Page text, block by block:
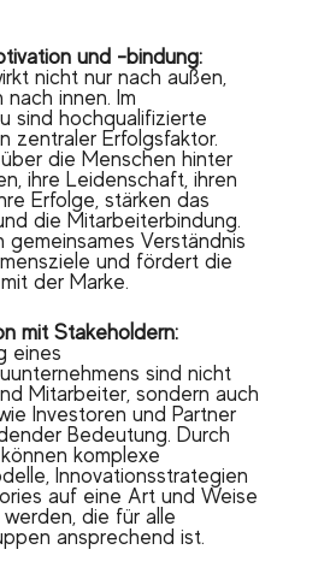
und -bindung:
nicht nur nach außen,
innen. Im
sind hochqualifizierte
zentraler Erfolgsfaktor.
die Menschen hinter
ihre Leidenschaft, ihren
Erfolge, stärken das
die Mitarbeiterbindung.
gemeinsames Verständnis
und fördert die
der Marke.
mit Stakeholdern:
eines
sind nicht
Mitarbeiter, sondern auch
Investoren und Partner
Bedeutung. Durch
komplexe
Innovationsstrategien
auf eine Art und Weise
die für alle
ansprechend ist.